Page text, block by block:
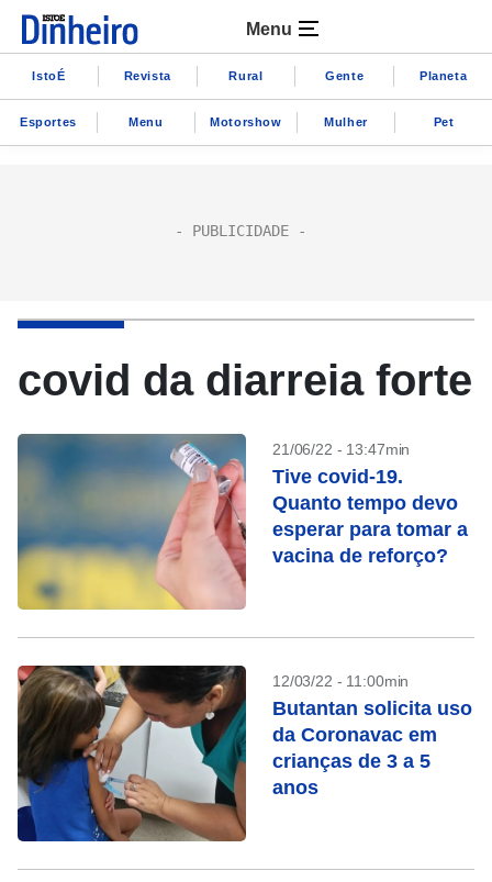
Menu
IstoÉ Revista Rural Gente Planeta
Esportes Menu Motorshow Mulher Pet
covid da diarreia forte
21/06/22 - 13:47min
Tive covid-19.
Quanto tempo devo
esperar para tomar a
vacina de reforço?
12/03/22 - 11:00min
Butantan solicita uso
da Coronavac em
crianças de 3 a 5
anos